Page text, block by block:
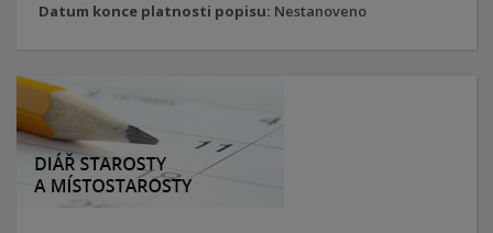
Datum konce platnosti popisu: Nestanoveno